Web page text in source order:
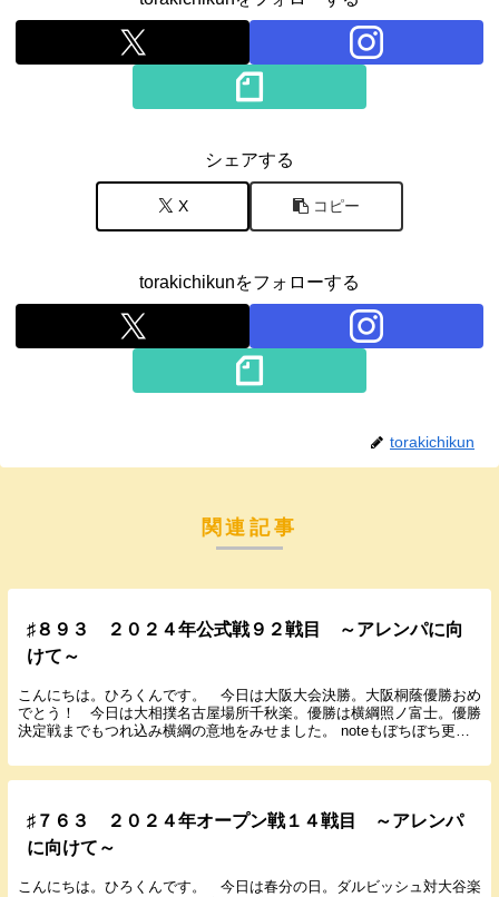
シェアする
X コピー
torakichikunをフォローする
torakichikun
関連記事
♯８９３ ２０２４年公式戦９２戦目 ～アレンパに向
けて～
こんにちは。ひろくんです。 今日は大阪大会決勝。大阪桐蔭優勝おめ
でとう！ 今日は大相撲名古屋場所千秋楽。優勝は横綱照ノ富士。優勝
決定戦までもつれ込み横綱の意地をみせました。 noteもぼちぼち更新
♯７６３ ２０２４年オープン戦１４戦目 ～アレンパ
に向けて～
こんにちは。ひろくんです。 今日は春分の日。ダルビッシュ対大谷楽